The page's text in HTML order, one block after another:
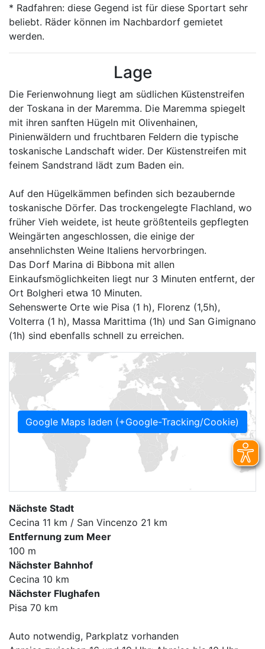
* Radfahren: diese Gegend ist für diese Sportart sehr
beliebt. Räder können im Nachbardorf gemietet
werden.
Lage
Die Ferienwohnung liegt am südlichen Küstenstreifen
der Toskana in der Maremma. Die Maremma spiegelt
mit ihren sanften Hügeln mit Olivenhainen,
Pinienwäldern und fruchtbaren Feldern die typische
toskanische Landschaft wider. Der Küstenstreifen mit
feinem Sandstrand lädt zum Baden ein.
Auf den Hügelkämmen befinden sich bezaubernde
toskanische Dörfer. Das trockengelegte Flachland, wo
früher Vieh weidete, ist heute größtenteils gepflegten
Weingärten angeschlossen, die einige der
ansehnlichsten Weine Italiens hervorbringen.
Das Dorf Marina di Bibbona mit allen
Einkaufsmöglichkeiten liegt nur 3 Minuten entfernt, der
Ort Bolgheri etwa 10 Minuten.
Sehenswerte Orte wie Pisa (1 h), Florenz (1,5h),
Volterra (1 h), Massa Marittima (1h) und San Gimignano
(1h) sind ebenfalls schnell zu erreichen.
Google Maps laden (+Google-Tracking/Cookie)
Nächste Stadt
Cecina 11 km / San Vincenzo 21 km
Entfernung zum Meer
100 m
Nächster Bahnhof
Cecina 10 km
Nächster Flughafen
Pisa 70 km
Auto notwendig, Parkplatz vorhanden